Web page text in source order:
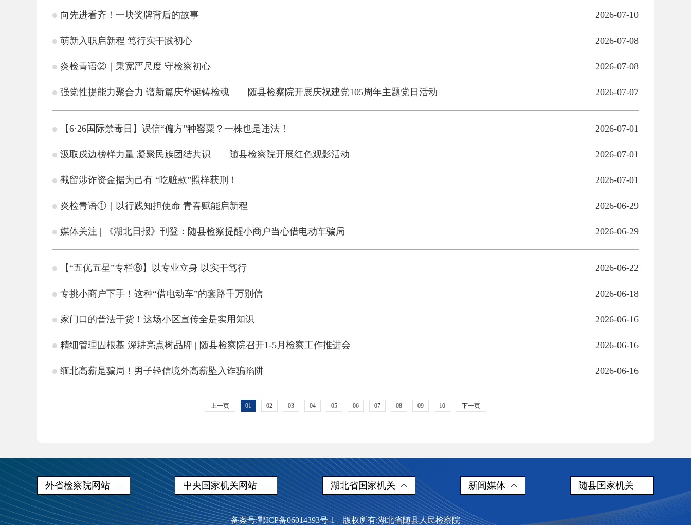
2026-07-10
向先进看齐！一块奖牌背后的故事
2026-07-08
萌新入职启新程 笃行实干践初心
2026-07-08
炎检青语②｜秉宽严尺度 守检察初心
2026-07-07
强党性提能力聚合力 谱新篇庆华诞铸检魂——随县检察院开展庆祝建党105周年主题党日活动
2026-07-01
【6·26国际禁毒日】误信“偏方”种罂粟？一株也是违法！
2026-07-01
汲取戍边榜样力量 凝聚民族团结共识——随县检察院开展红色观影活动
2026-07-01
截留涉诈资金据为己有 “吃赃款”照样获刑！
2026-06-29
炎检青语①｜以行践知担使命 青春赋能启新程
2026-06-29
媒体关注 | 《湖北日报》刊登：随县检察提醒小商户当心借电动车骗局
2026-06-22
【“五优五星”专栏⑧】以专业立身 以实干笃行
2026-06-18
专挑小商户下手！这种“借电动车”的套路千万别信
2026-06-16
家门口的普法干货！这场小区宣传全是实用知识
2026-06-16
精细管理固根基 深耕亮点树品牌 | 随县检察院召开1-5月检察工作推进会
2026-06-16
缅北高薪是骗局！男子轻信境外高薪坠入诈骗陷阱
上一页 01 02 03 04 05 06 07 08 09 10 下一页
外省检察院网站 中央国家机关网站 湖北省国家机关 新闻媒体 随县国家机关
备案号:鄂ICP备06014393号-1 版权所有:湖北省随县人民检察院